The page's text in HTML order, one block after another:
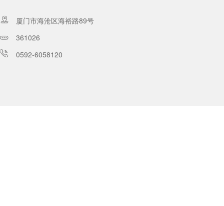
厦门市海沧区海裕路89号
361026
0592-6058120